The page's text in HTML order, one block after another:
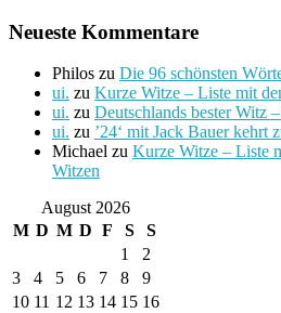
Neueste Kommentare
Philos zu Die 96 schönsten
ui. zu Kurze Witze – Liste mit
ui. zu Deutschlands bester Witz
ui. zu ’24‘ mit Jack Bauer kehrt
Michael zu Kurze Witze – Liste
Witzen
August 2026
M D M D F S
S
1
2
3
4 5 6 7 8
9
10 11 12 13 14 15 16